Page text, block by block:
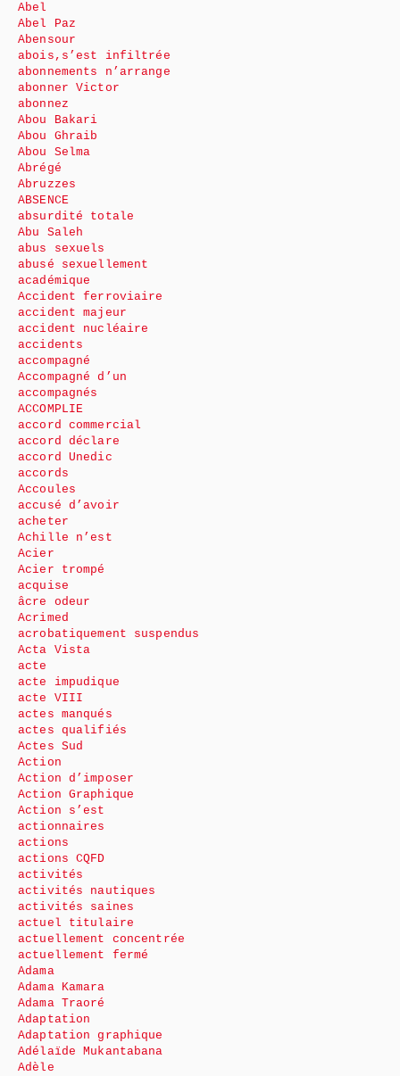
Abel
Abel Paz
Abensour
abois,s’est infiltrée
abonnements n’arrange
abonner Victor
abonnez
Abou Bakari
Abou Ghraib
Abou Selma
Abrégé
Abruzzes
ABSENCE
absurdité totale
Abu Saleh
abus sexuels
abusé sexuellement
académique
Accident ferroviaire
accident majeur
accident nucléaire
accidents
accompagné
Accompagné d’un
accompagnés
ACCOMPLIE
accord commercial
accord déclare
accord Unedic
accords
Accoules
accusé d’avoir
acheter
Achille n’est
Acier
Acier trompé
acquise
âcre odeur
Acrimed
acrobatiquement suspendus
Acta Vista
acte
acte impudique
acte VIII
actes manqués
actes qualifiés
Actes Sud
Action
Action d’imposer
Action Graphique
Action s’est
actionnaires
actions
actions CQFD
activités
activités nautiques
activités saines
actuel titulaire
actuellement concentrée
actuellement fermé
Adama
Adama Kamara
Adama Traoré
Adaptation
Adaptation graphique
Adélaïde Mukantabana
Adèle